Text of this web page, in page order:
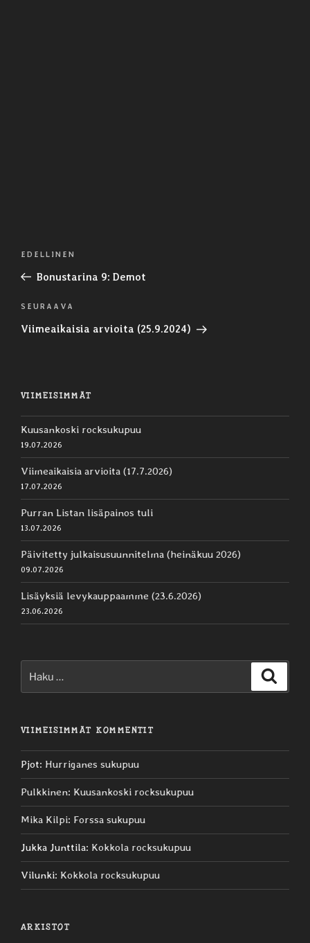
Edellinen
artikkeli
EDELLINEN
Bonustarina 9: Demot
Seuraava
artikkeli
SEURAAVA
Viimeaikaisia arvioita (25.9.2024)
VIIMEISIMMÄT
Kuusankoski rocksukupuu
19.07.2026
Viimeaikaisia arvioita (17.7.2026)
17.07.2026
Purran Listan lisäpainos tuli
13.07.2026
Päivitetty julkaisusuunnitelma (heinäkuu 2026)
09.07.2026
Lisäyksiä levykauppaamme (23.6.2026)
23.06.2026
VIIMEISIMMÄT KOMMENTIT
Pjot: Hurriganes sukupuu
Pulkkinen: Kuusankoski rocksukupuu
Mika Kilpi: Forssa sukupuu
Jukka Junttila: Kokkola rocksukupuu
Vilunki: Kokkola rocksukupuu
ARKISTOT